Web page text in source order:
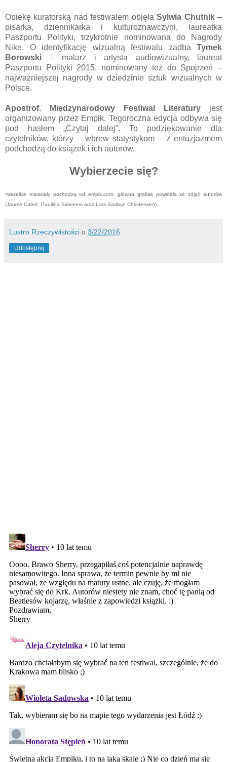
Opiekę kuratorską nad festiwalem objęłaSylwia Chutnik–
pisarka, dziennikarka i kulturoznawczyni, laureatka
Paszportu Polityki, trzykrotnie nominowana do Nagrody
Nike. O identyfikację wizualną festiwalu zadba Tymek
Borowski – malarz i artysta audiowizualny, laureat
Paszportu Polityki 2015, nominowany też do Spojrzeń –
najważniejszej nagrody w dziedzinie sztuk wizualnych w
Polsce.
Apostrof. Międzynarodowy Festiwal Literatury jest
organizowany przez Empik. Tegoroczna edycja odbywa się
pod hasłem „Czytaj dalej”. To podziękowanie dla
czytelników, którzy – wbrew statystykom – z entuzjazmem
podchodzą do książek i ich autorów.
Wybierzecie się?
*wszelkie materiały pochodzą od empik.com, główna grafiak powstała ze zdjęć autorów
(Jaume Cabré, Paullina Simmons oraz Lars Saabye Christensen).
Lustro Rzeczywistości o 3/22/2016
Udostępnij